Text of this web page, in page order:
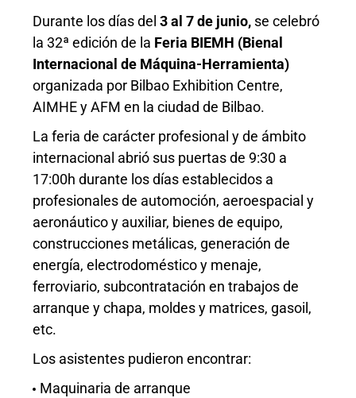
Durante los días del 3 al 7 de junio, se celebró
la 32ª edición de la Feria BIEMH (Bienal
Internacional de Máquina-Herramienta)
organizada por Bilbao Exhibition Centre,
AIMHE y AFM en la ciudad de Bilbao.
La feria de carácter profesional y de ámbito
internacional abrió sus puertas de 9:30 a
17:00h durante los días establecidos a
profesionales de automoción, aeroespacial y
aeronáutico y auxiliar, bienes de equipo,
construcciones metálicas, generación de
energía, electrodoméstico y menaje,
ferroviario, subcontratación en trabajos de
arranque y chapa, moldes y matrices, gasoil,
etc.
Los asistentes pudieron encontrar:
Maquinaria de arranque